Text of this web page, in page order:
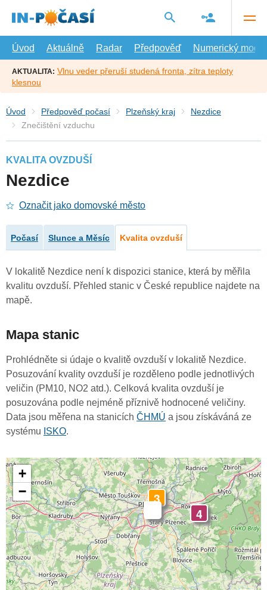
hlavní
Úvod
Aktuálně Radar Předpověď Numerický model
AKTUALITA: Vlnu veder přeruší studená fronta, zítra teploty
klesnou
Úvod Předpověď počasí Plzeňský kraj
Nezdice
Znečištění vzduchu
KVALITA OVZDUŠÍ
Nezdice
Označit jako domovské město
Počasí Slunce a Měsíc Kvalita ovzduší
V lokalitě Nezdice není k dispozici stanice, která by měřila
kvalitu ovzduší. Přehled stanic v České republice najdete na
mapě.
Mapa stanic
Prohlédněte si údaje o kvalitě ovzduší v lokalitě Nezdice.
Posuzování kvality ovzduší je rozděleno podle jednotlivých
veličin (PM10, NO2 atd.). Celková kvalita ovzduší je
posuzována podle nejméně příznivě hodnocené veličiny.
Data jsou měřena na stanicích ČHMÚ a jsou získáváná ze
systému ISKO.
3
4
+
−